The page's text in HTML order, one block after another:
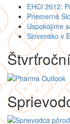
EHCI 2012:
Priemerné
Uspokojíme
Slovensko v